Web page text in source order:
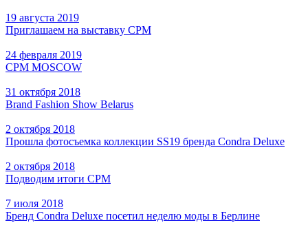
19 августа 2019
Приглашаем на выставку CPM
24 февраля 2019
CPM MOSCOW
31 октября 2018
Brand Fashion Show Belarus
2 октября 2018
Прошла фотосъемка коллекции SS19 бренда Condra Deluxe
2 октября 2018
Подводим итоги CPM
7 июля 2018
Бренд Condra Deluxe посетил неделю моды в Берлине